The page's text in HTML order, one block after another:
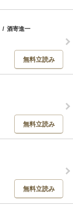
/ 酒寄進一
無料立読み
無料立読み
無料立読み